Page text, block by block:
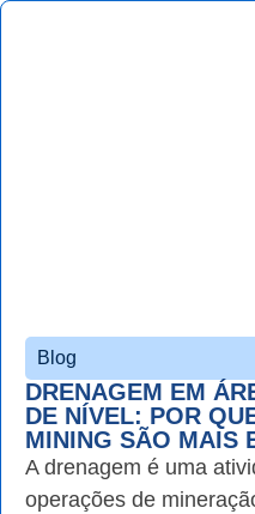
Blog
DRENAGEM EM
DE NÍVEL: POR
MINING SÃO MAIS
A drenagem é uma
operações de